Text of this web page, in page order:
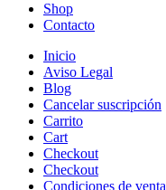
Shop
Contacto
Inicio
Aviso Legal
Blog
Cancelar suscripción
Carrito
Cart
Checkout
Checkout
Condiciones de venta